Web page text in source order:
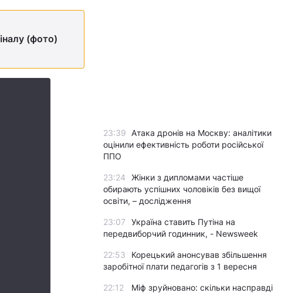
(фото)
23:39
Атака дронів на Москву: аналітики
оцінили ефективність роботи російської
ППО
23:24
Жінки з дипломами частіше
обирають успішних чоловіків без вищої
освіти, – дослідження
23:07
Україна ставить Путіна на
передвиборчий годинник, - Newsweek
22:53
Корецький анонсував збільшення
заробітної плати педагогів з 1 вересня
22:12
Міф зруйновано: скільки насправді